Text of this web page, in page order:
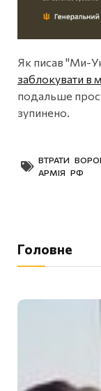
Як писав "Ми-
заблокувати в
подальше
зупинено.
ВТРАТИ
АРМІЯ РФ
Головне